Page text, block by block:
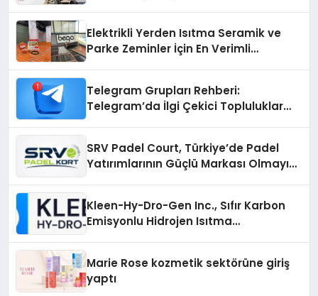
Elektrikli Yerden Isıtma Seramik ve
Parke Zeminler İçin En Verimli
Telegram Grupları Rehberi:
Telegram’da İlgi Çekici Topluluklar
SRV Padel Court, Türkiye’de Padel
Yatırımlarının Güçlü Markası Olmayı
Kleen-Hy-Dro-Gen Inc., Sıfır Karbon
Emisyonlu Hidrojen Isıtma
Marie Rose kozmetik sektörüne giriş
yaptı